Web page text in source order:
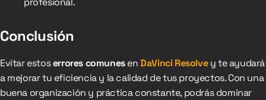
Conclusión
Evitar estoserrores comunesenDaVinci Resolvey te ayudará
a mejorar tu eficiencia y la calidad de tus proyectos. Con una
buena organización y práctica constante, podrás dominar